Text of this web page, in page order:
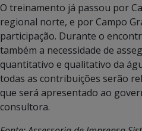
O treinamento já passou por
regional norte, e por Campo
participação. Durante o
também a necessidade de
quantitativo e qualitativo da
todas as contribuições serão
que será apresentado ao
consultora.